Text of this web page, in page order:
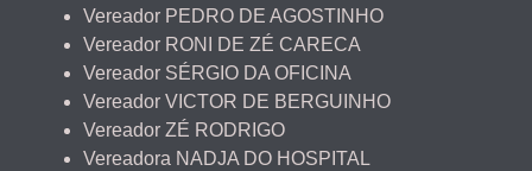
Vereador PEDRO DE AGOSTINHO
Vereador RONI DE ZÉ CARECA
Vereador SÉRGIO DA OFICINA
Vereador VICTOR DE BERGUINHO
Vereador ZÉ RODRIGO
Vereadora NADJA DO HOSPITAL